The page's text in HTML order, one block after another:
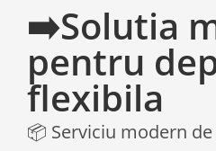
➡️Solutia
pentru
flexibila
📦 Serviciu modern